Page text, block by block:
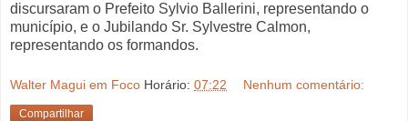
discursaram o Prefeito Sylvio Ballerini, representando o
município, e o Jubilando Sr. Sylvestre Calmon,
representando os formandos.
Walter Magui em Foco Horário: 07:22 Nenhum comentário:
Compartilhar